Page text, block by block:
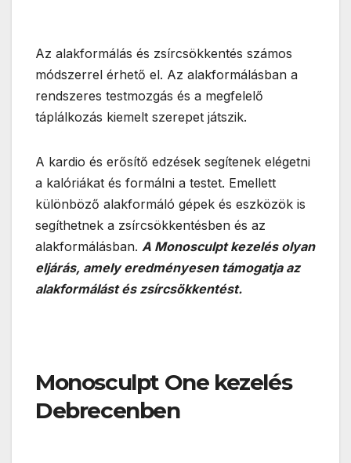
Az alakformálás és zsírcsökkentés számos
módszerrel érhető el. Az alakformálásban a
rendszeres testmozgás és a megfelelő
táplálkozás kiemelt szerepet játszik.
A kardio és erősítő edzések segítenek elégetni
a kalóriákat és formálni a testet. Emellett
különböző alakformáló gépek és eszközök is
segíthetnek a zsírcsökkentésben és az
alakformálásban. A Monosculpt kezelés olyan
eljárás, amely eredményesen támogatja az
alakformálást és zsírcsökkentést.
Monosculpt One kezelés
Debrecenben